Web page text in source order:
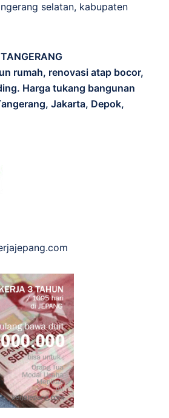
selatan, kabupaten
rumah, renovasi atap bocor,
Harga tukang bangunan
Jakarta, Depok,